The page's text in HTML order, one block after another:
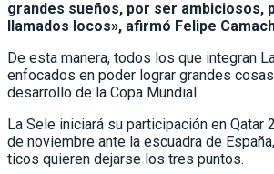
grandes sueños, por ser ambiciosos,
llamados locos», afirmó Felipe
De esta manera, todos los que integran
enfocados en poder lograr grandes
desarrollo de la Copa Mundial.
La Sele iniciará su participación en Qatar
de noviembre ante la escuadra de
ticos quieren dejarse los tres puntos.